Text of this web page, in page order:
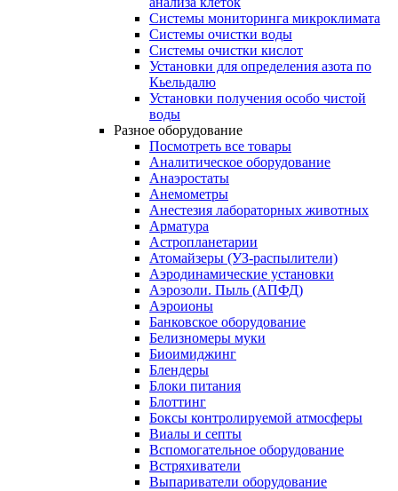
Системы мониторинга микроклимата
Системы очистки воды
Системы очистки кислот
Установки для определения азота по
Кьельдалю
Установки получения особо чистой
воды
Разное оборудование
Посмотреть все товары
Аналитическое оборудование
Анаэростаты
Анемометры
Анестезия лабораторных животных
Арматура
Астропланетарии
Атомайзеры (УЗ-распылители)
Аэродинамические установки
Аэрозоли. Пыль (АПФД)
Аэроионы
Банковское оборудование
Белизномеры муки
Биоимиджинг
Блендеры
Блоки питания
Блоттинг
Боксы контролируемой атмосферы
Виалы и септы
Вспомогательное оборудование
Встряхиватели
Выпариватели оборудование